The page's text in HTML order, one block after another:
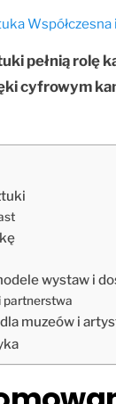
pełnią rolę
cyfrowym
wystaw i
partnerstwa
muzeów i